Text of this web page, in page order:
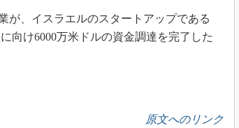
、イスラエルのスタートアップである
向け6000万米ドルの資金調達を完了した
原文へのリンク